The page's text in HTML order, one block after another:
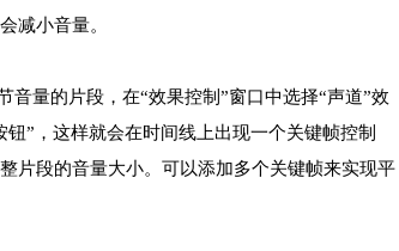
减小音量。
音量的片段，在“效果控制”窗口中选择“声道”效
”，这样就会在时间线上出现一个关键帧控制
片段的音量大小。可以添加多个关键帧来实现平